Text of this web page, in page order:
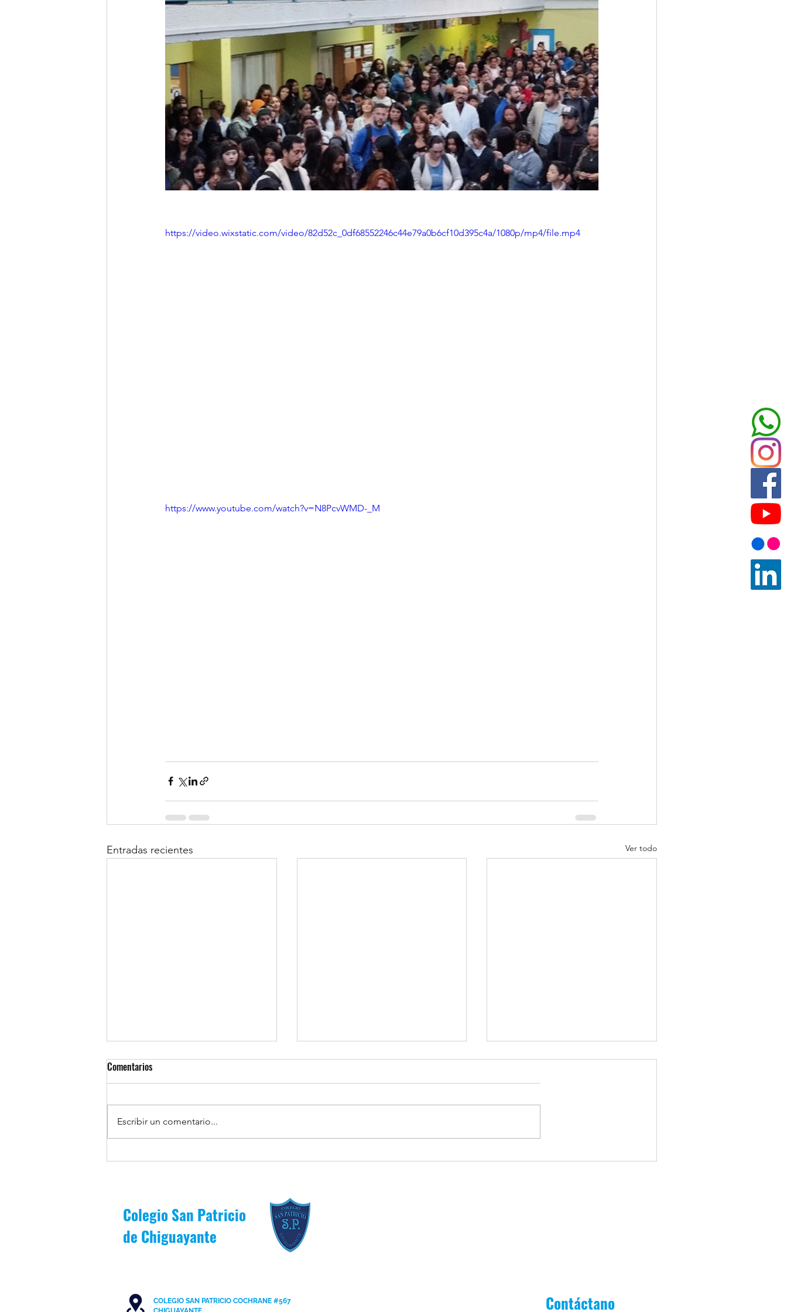
https://video.wixstatic.com/video/82d52c_0df68552246c44e79a0b6cf10d395c4a/1080p/mp4/file.mp4
https://www.youtube.com/watch?v=N8PcvWMD-_M
Entradas recientes Ver todo
1MB es premiado por asistencia
Resumen de la Semana de la
Estudiantes Destacados Junio
Comentarios
Escribir un comentario...
Colegio San Patricio
de Chiguayante
COLEGIO SAN PATRICIO COCHRANE #567
Contáctano